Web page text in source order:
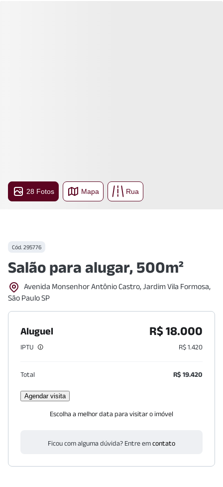
28 Fotos Mapa Rua
Cód. 295776
Salão para alugar, 500m²
Avenida Monsenhor Antônio Castro, Jardim Vila Formosa,
São Paulo SP
Aluguel R$ 18.000
IPTU R$ 1.420
Total R$ 19.420
Agendar visita
Escolha a melhor data para visitar o imóvel
Ficou com alguma dúvida? Entre emcontato